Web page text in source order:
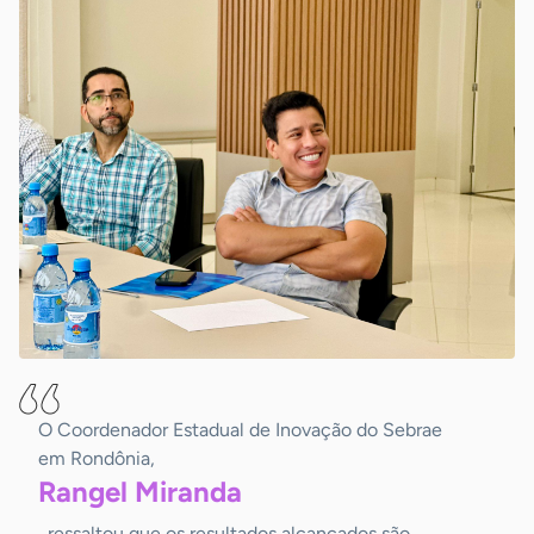
O Coordenador Estadual de Inovação do Sebrae
em Rondônia,
Rangel Miranda